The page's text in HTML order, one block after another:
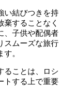
い結びつきを持
することなく
、子供や配偶者
スムーズな旅行
。
ることは、ロシ
トする上で重要